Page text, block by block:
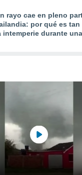
rayo cae en pleno
por qué es
intemperie durante